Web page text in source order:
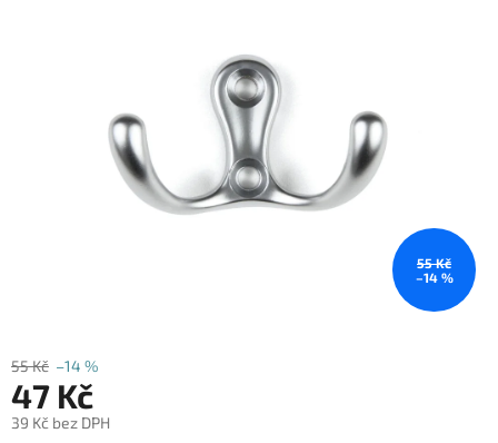
55 Kč
–14 %
55 Kč –14 %
47 Kč
39 Kč bez DPH